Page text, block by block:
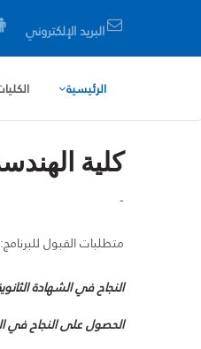
البريد الإلكتروني
الرئيسية
كلية
-
متطلبات القبول للبرنامج:
النجاح في الشهادة
الحصول على النجاح في